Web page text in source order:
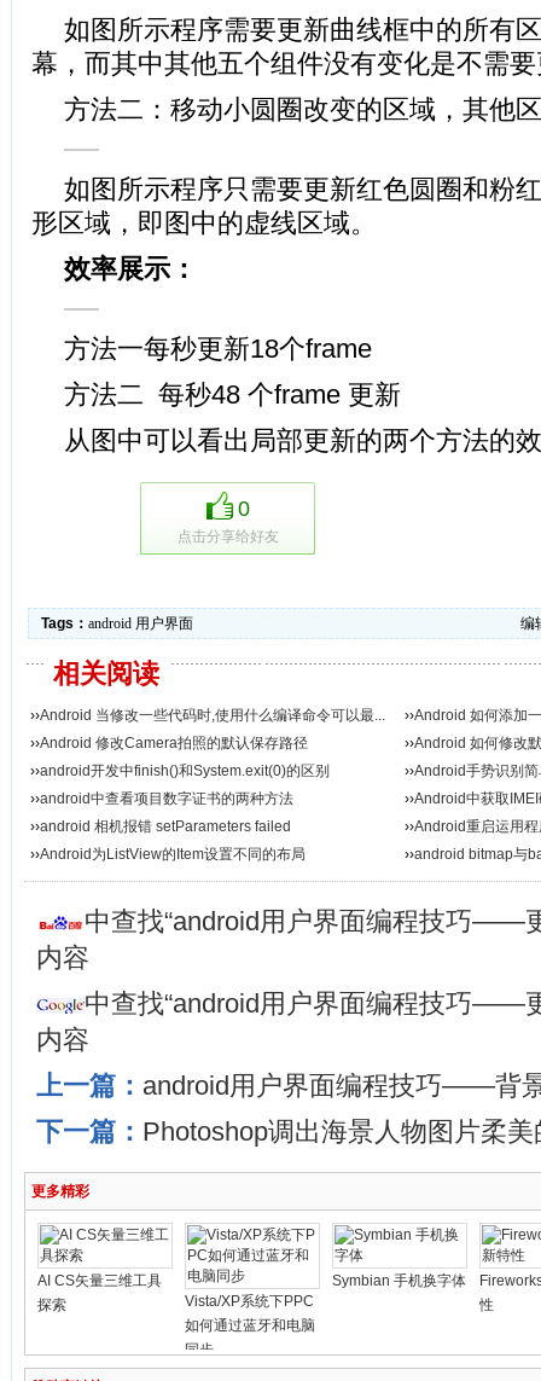
如图所示程序需要更新曲线框中的所有
幕，而其中其他五个组件没有变化是不需
方法二：移动小圆圈改变的区域，其他
如图所示程序只需要更新红色圆圈和粉
形区域，即图中的虚线区域。
效率展示：
方法一每秒更新18个frame
方法二 每秒48 个frame 更新
从图中可以看出局部更新的两个方法的
0
点击分享给好友
Tags： android 用户界面 编
相关阅读
››Android 当修改一些代码时,使用什么编译命令可以最... ››Android 如何添加
››Android 修改Camera拍照的默认保存路径 ››Android 如何修改
››android开发中finish()和System.exit(0)的区别 ››Android手势识别
››android中查看项目数字证书的两种方法 ››Android中获取
››android 相机报错 setParameters failed ››Android重启运用
››Android为ListView的Item设置不同的布局 ››android bitmap与
中查找“android用户界面编程技巧——
内容
中查找“android用户界面编程技巧——
内容
上一篇： android用户界面编程技巧——背
下一篇： Photoshop调出海景人物图片柔
更多精彩
AI CS矢量三维工具
探索
Vista/XP系统下PPC
如何通过蓝牙和电脑
同步
Symbian 手机换字体
性